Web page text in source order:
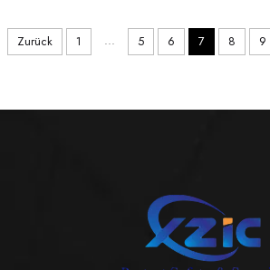
Gefahr bringen
UL-Holz-
Zurück 1 ... 5 6 7 8 9